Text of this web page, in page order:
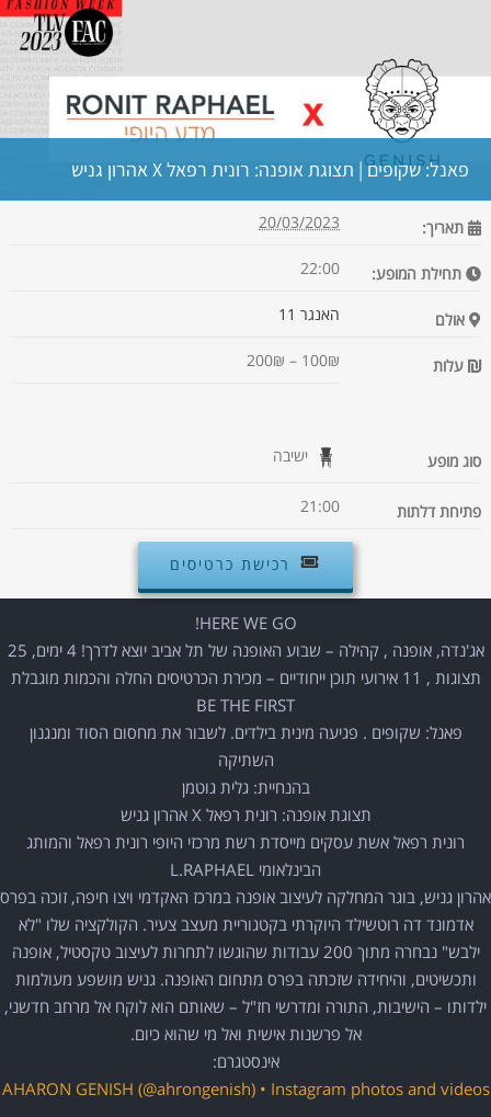
פאנל: שקופים | תצוגת אופנה: רונית רפאל X אהרון גניש
תאריך: 20/03/2023
תחילת המופע: 22:00
אולם האנגר 11
עלות 100₪ – 200₪
סוג מופע ישיבה
פתיחת דלתות 21:00
רכישת כרטיסים
HERE WE GO!
אג'נדה, אופנה , קהילה – שבוע האופנה של תל אביב יוצא לדרך! 4 ימים, 25
תצוגות , 11 אירועי תוכן ייחודיים – מכירת הכרטיסים החלה והכמות מוגבלת
BE THE FIRST
פאנל: שקופים . פגיעה מינית בילדים. לשבור את מחסום הסוד ומנגנון
השתיקה
בהנחיית: גלית גוטמן
תצוגת אופנה: רונית רפאל X אהרון גניש
רונית רפאל אשת עסקים מייסדת רשת מרכזי היופי רונית רפאל והמותג
הבינלאומי L.RAPHAEL
אהרון גניש, בוגר המחלקה לעיצוב אופנה במרכז האקדמי ויצו חיפה, זוכה בפרס
אדמונד דה רוטשילד היוקרתי בקטגוריית מעצב צעיר. הקולקציה שלו "לא
ילבש" נבחרה מתוך 200 עבודות שהוגשו לתחרות לעיצוב טקסטיל, אופנה
ותכשיטים, והיחידה שזכתה בפרס מתחום האופנה. גניש מושפע מעולמות
ילדותו – הישיבות, התורה ומדרשי חז"ל – שאותם הוא לוקח אל מרחב חדשני,
אל פרשנות אישית ואל מי שהוא כיום.
אינסטגרם:
AHARON GENISH (@ahrongenish) • Instagram photos and videos